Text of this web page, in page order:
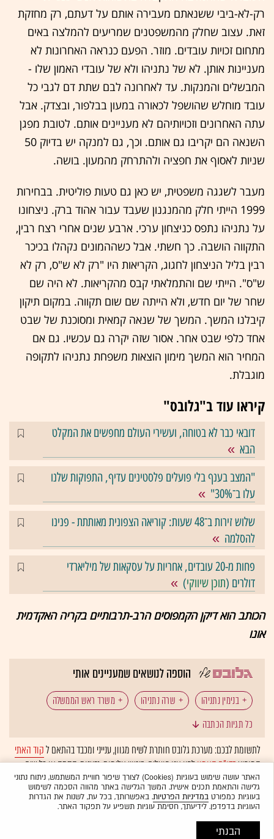
רק-לא-ביבי ששנאתם מעבירה אותם על דעתם, רק מחזקת
זאת. עצוב שחלק מהמשפטנים שמריעים להמלצה באים
מתחום זכויות עובדים. מוזר. הפעם כנראה האחרונות לא
מעניינות אותן. לא של נתניהו ולא של עובדי האמון שלו -
המבשלים והמנקות. עד לאחרונה לבם שתת דם לגבי כל
עובד מוחלש שהושפל לכאורה במעון בבלפור, ובצדק. אבל
עתה האחרונים וזכויותיהם לא מעניינים אותם. לטובת מפגן
השנאה הם יקריבו גם אותם. וכך, גם למנקה יש בדיוק 50
שניות לאסוף את חפציה ולהתרחק מהמעון. בושה.
מעבר לשגגה משפטית, יש כאן גם טעות פוליטית. בבחירות
1999 הייתי חלק מהמנגנון שעבד עבור אהוד ברק. ניצחונו
על נתניהו נתפס כניצחון ערכי. ארבע שנים אחרי רצח רבין,
התקווה הושבה. כך חשתי. אבל כשההמונים נקהלו בכיכר
רבין בליל הניצחון לחגוג, הקריאות היו "רק לא ש"ס, רק לא
ש"ס". הייתי שם והתמלאתי קבס מהקריאות. לא היה שם
שחר של יום חדש, ולא הייתה שם שום תקווה. במקום תיקון
קיבלנו המשך. המשך של שנאה קמאית ומסוכנת של שבט
אחד כלפי שבט אחר. אסור שזה יקרה גם עכשיו. גם אם
המחיר הוא המשך מימון הוצאות משפחת נתניהו לתקופה
מוגבלת.
קיראו עוד ב"גלובס"
דובאי כבר לא בטוחה, ועשירי העולם מחפשים את המקלט
הבא
"המצב בענף בלי פועלים פלסטינים עדיף, התפוקות שלנו
עלו ב־30%"
שלוש זירות ב־48 שעות: קוריאה הצפונית מאותתת - פנינו
להסלמה
פחות מ-20 עובדים, אחריות על עסקאות של מיליארדי
דולרים (תוכן שיווקי)
הכותב הוא דיקן הקמפוסים הרב-תרבותיים בקריה האקדמית
אונו
הוספה לנושאים שמעניינים אותי
בנימין נתניהו שרה נתניהו משרד ראש הממשלה
כל תגיות הכתבה
לתשומת לבכם: מערכת גלובס חותרת לשיח מגוון, ענייני ומכבד בהתאם לקוד האתי
המופיעבדו"ח האמוןלפיו אנו פועלים. ביטויי אלימות, גזענות, הסתה או כל שיח
בלתי הולם אחר מסוננים בצורהאוטומטיתולא יפורסמו באתר.
האתר עושה שימוש בעוגיות (Cookies) לצורך שיפור חוויית המשתמש, ניתוח נתוני
גלישה והתאמת תכנים אישית. המשך הגלישה באתר מהווה הסכמה לשימוש
בעוגיות כמפורטבמדיניות הפרטיות. באפשרותך, בכל עת, לשנות את הגדרות
העוגיות בדפדפן. לידיעתך, חסימת עוגיות תשפיע על תפקוד האתר.
הבנתי